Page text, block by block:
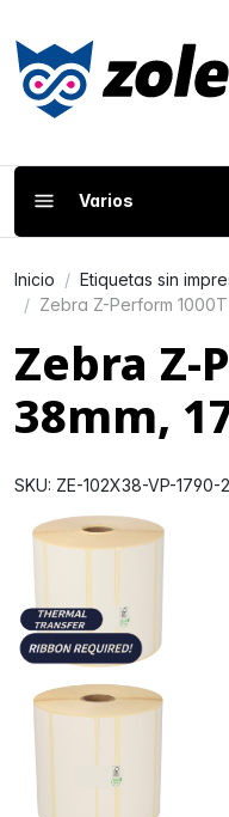
Varios
Inicio Etiquetas sin
Zebra Z-Perform
Zebra Z-
38mm,
SKU: ZE-102X38-VP-1790-